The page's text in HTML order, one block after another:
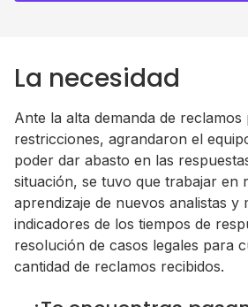
La necesidad
Ante la alta demanda de
restricciones, agrandaron el
poder dar abasto en las
situación, se tuvo que trabajar en
aprendizaje de nuevos analistas y
indicadores de los tiempos de
resolución de casos legales para
cantidad de reclamos recibidos.